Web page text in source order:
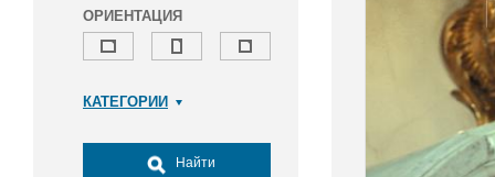
ОРИЕНТАЦИЯ
КАТЕГОРИИ
Досуг, туризм и отдых
Найти